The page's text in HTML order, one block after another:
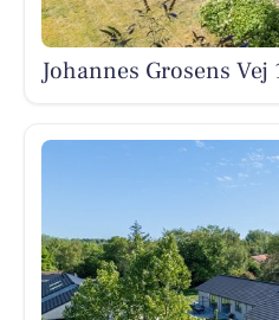
Johannes Grosens Vej